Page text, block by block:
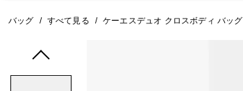
バッグ / すべて見る / ケーエスデュオ クロスボディ バッグ